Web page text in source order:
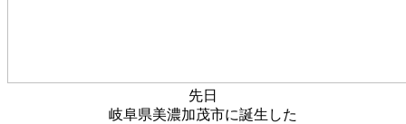
先日
岐阜県美濃加茂市に誕生した